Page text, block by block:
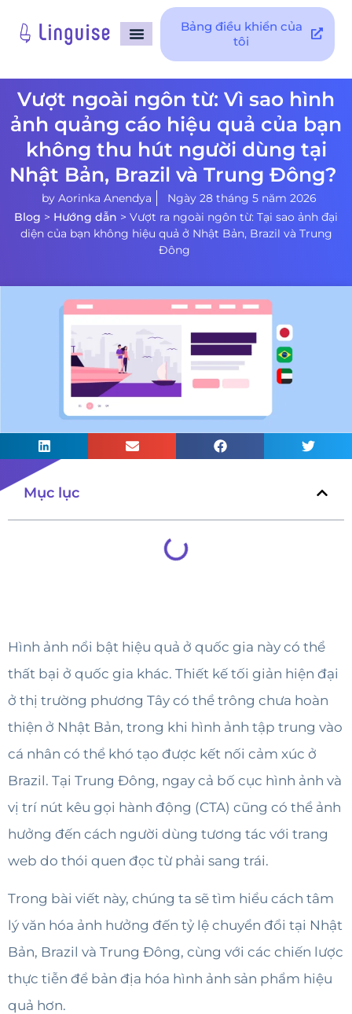
Bảng điều khiển của
tôi
Vượt ngoài ngôn từ: Vì sao hình
ảnh quảng cáo hiệu quả của bạn
không thu hút người dùng tại
Nhật Bản, Brazil và Trung Đông?
by Aorinka Anendya
Ngày 28 tháng 5 năm 2026
Blog > Hướng dẫn > Vượt ra ngoài ngôn từ: Tại sao ảnh đại
diện của bạn không hiệu quả ở Nhật Bản, Brazil và Trung
Đông
Mục lục
Hình ảnh nổi bật hiệu quả ở quốc gia này có thể
thất bại ở quốc gia khác. Thiết kế tối giản hiện đại
ở thị trường phương Tây có thể trông chưa hoàn
thiện ở Nhật Bản, trong khi hình ảnh tập trung vào
cá nhân có thể khó tạo được kết nối cảm xúc ở
Brazil. Tại Trung Đông, ngay cả bố cục hình ảnh và
vị trí nút kêu gọi hành động (CTA) cũng có thể ảnh
hưởng đến cách người dùng tương tác với trang
web do thói quen đọc từ phải sang trái.
Trong bài viết này, chúng ta sẽ tìm hiểu cách tâm
lý văn hóa ảnh hưởng đến tỷ lệ chuyển đổi tại Nhật
Bản, Brazil và Trung Đông, cùng với các chiến lược
thực tiễn để bản địa hóa hình ảnh sản phẩm hiệu
quả hơn.